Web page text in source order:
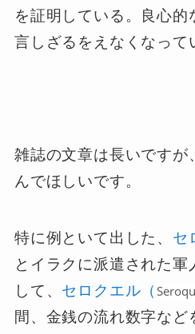
を証明している。良心的
言しざるをえなくなって
雑誌の文章は長いですが
んでほしいです。
特に例といて出した、 セ
とイラクに派遣された軍
して、 セロクエル（
間、金銭の流れ数字など